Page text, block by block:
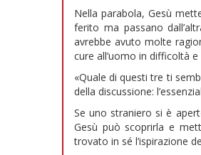
Nella parabola, Gesù
ferito ma passano
avrebbe avuto molte
cure all’uomo in difficoltà
«Quale di questi tre ti
della discussione:
Se uno straniero si è
Gesù può scoprirla e
trovato in sé l’ispirazione